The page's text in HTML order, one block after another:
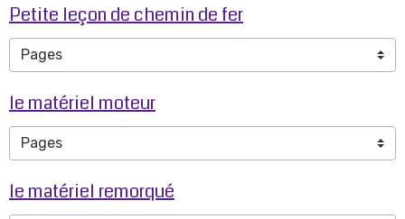
Petite leçon de chemin de fer
le matériel moteur
le matériel remorqué